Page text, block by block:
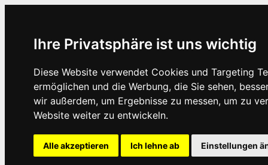
Ihre Privatsphäre ist uns wichtig
Diese Website verwendet Cookies und Targeting
ermöglichen und die Werbung, die Sie sehen,
wir außerdem, um Ergebnisse zu messen, um zu
Website weiter zu entwickeln.
Alle akzeptieren Ich lehne ab Einstellungen